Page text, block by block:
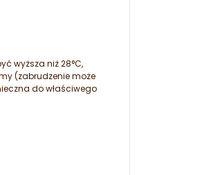
wyższa niż 28°C,
(zabrudzenie może
do właściwego